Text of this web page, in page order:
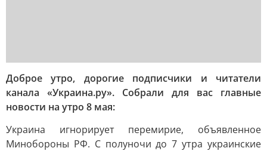
Доброе утро, дорогие подписчики и читатели
канала «Украина.ру». Собрали для вас главные
новости на утро 8 мая:
Украина игнорирует перемирие, объявленное
Минобороны РФ. С полуночи до 7 утра украинские